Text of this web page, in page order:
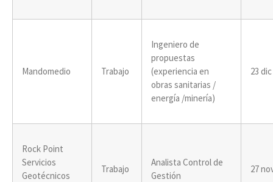
Mandomedio Trabajo
Ingeniero de
propuestas
(experiencia en
obras sanitarias /
energía /minería)
23
Rock Point
Servicios
Geotécnicos
Trabajo
Analista Control de
Gestión
27